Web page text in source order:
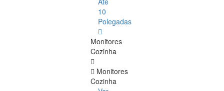
10
Polegadas
Monitores
Cozinha
Monitores
Cozinha